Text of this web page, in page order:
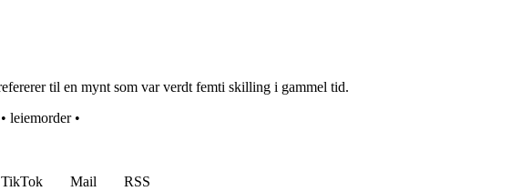
til en mynt som var verdt femti skilling i gammel tid.
• leiemorder•
TikTok Mail
RSS